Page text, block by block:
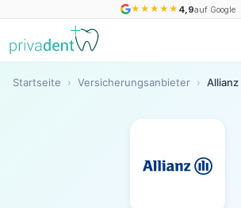
★ ★ ★ ★ ★ 4,9auf Google
Startseite › Versicherungsanbieter › Allianz